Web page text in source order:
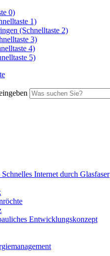
0)
1)
(Schnelltaste 2)
3)
4)
5)
Internet durch Glasfaser
Entwicklungskonzept